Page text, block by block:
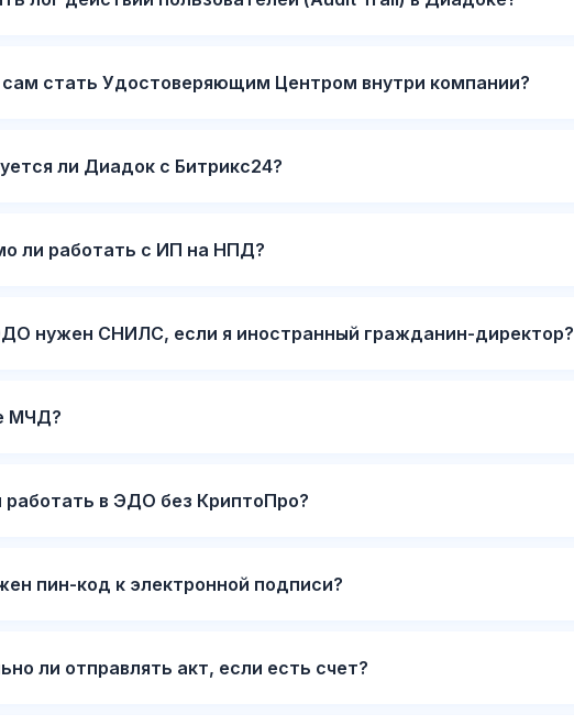
сам стать Удостоверяющим Центром внутри компании?
ли Диадок с Битрикс24?
ли работать с ИП на НПД?
нужен СНИЛС, если я иностранный гражданин-директор?
МЧД?
в ЭДО без КриптоПро?
пин-код к электронной подписи?
ли отправлять акт, если есть счет?